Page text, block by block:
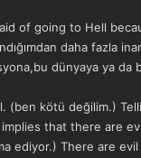
of going to Hell
daha fazla
dünyaya ya da
(ben kötü değilim.)
that there are evil
ediyor.) There are